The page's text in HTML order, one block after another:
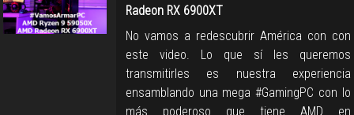
Radeon RX 6900XT
No vamos a redescubrir América con con
este video. Lo que sí les queremos
transmitirles es nuestra experiencia
ensamblando una mega #GamingPC con lo
más poderoso que tiene AMD en